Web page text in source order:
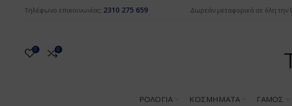
Τηλέφωνο επικοινωνίας: 2310 275 659 Δωρεάν μεταφορικά σε όλη την
0 0
ΡΟΛΌΓΙΑ ΚΟΣΜΉΜΑΤΑ ΓΆΜΟΣ